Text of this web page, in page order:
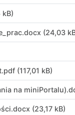
kB)
.docx (24,03
.pdf (117,01 kB)
na miniPortalu).
.docx (23,17 kB)